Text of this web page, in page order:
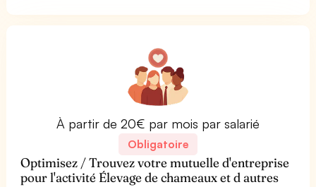
À partir de 20€ par mois par salarié
Obligatoire
Optimisez / Trouvez votre mutuelle d'entreprise
pour l'activité Élevage de chameaux et d autres